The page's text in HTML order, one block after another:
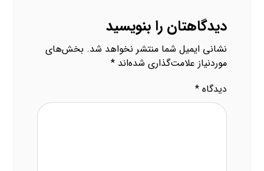
دیدگاهتان را بنویسید
نشانی ایمیل شما منتشر نخواهد شد. بخش‌های
موردنیاز علامت‌گذاری شده‌اند*
دیدگاه*